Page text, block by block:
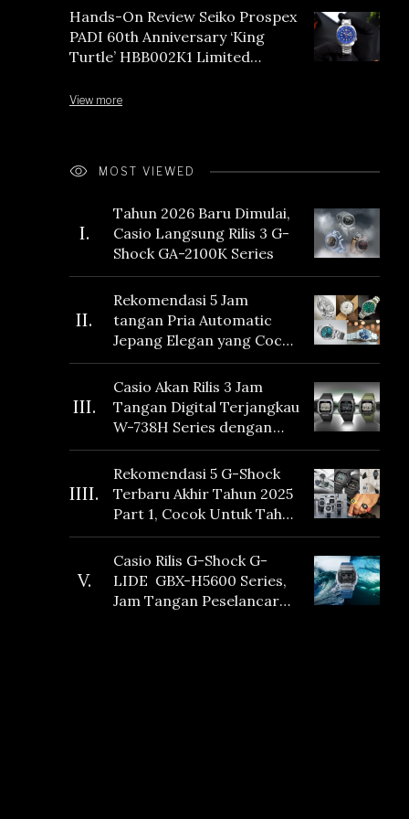
Hands-On Review Seiko Prospex
PADI 60th Anniversary ‘King
Turtle’ HBB002K1 Limited
View more
MOST VIEWED
I.
Tahun 2026 Baru Dimulai,
Casio Langsung Rilis 3 G-
Shock GA-2100K Series
II.
Rekomendasi 5 Jam
tangan Pria Automatic
Jepang Elegan yang Cocok
Dikoleksi di 2026
III.
Casio Akan Rilis 3 Jam
Tangan Digital Terjangkau
W-738H Series dengan
Masa Baterai 10 Tahun
dan Fitur Vibration
IIII.
Rekomendasi 5 G-Shock
Terbaru Akhir Tahun 2025
Part 1, Cocok Untuk Tahun
Baru!
V.
Casio Rilis G-Shock G-
LIDE GBX-H5600 Series,
Jam Tangan Peselancar